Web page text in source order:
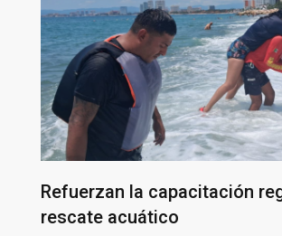
Refuerzan la capacitación
rescate acuático